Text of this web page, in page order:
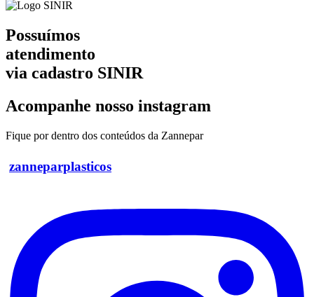
Possuímos
atendimento
via cadastro SINIR
Acompanhe nosso instagram
Fique por dentro dos conteúdos da Zannepar
zanneparplasticos